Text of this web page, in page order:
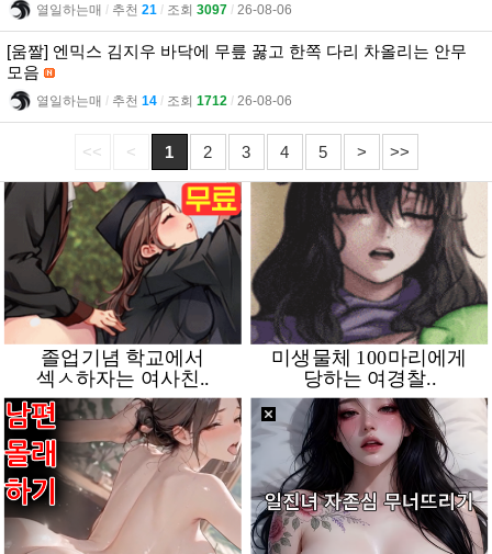
열일하는매 l 추천 21 l 조회 3097 l 26-08-06
[움짤] 엔믹스 김지우 바닥에 무릎 꿇고 한쪽 다리 차올리는 안무
모음
열일하는매 l 추천 14 l 조회 1712 l 26-08-06
<< < 1 2 3 4 5 > >>